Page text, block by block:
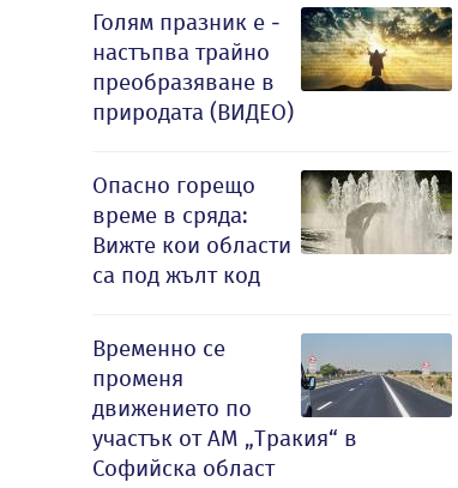
Голям празник е -
настъпва трайно
преобразяване в
природата (ВИДЕО)
Опасно горещо
време в сряда:
Вижте кои области
са под жълт код
Временно се
променя
движението по
участък от АМ „Тракия“ в
Софийска област